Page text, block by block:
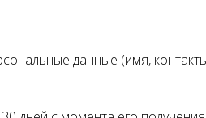
данные (имя,